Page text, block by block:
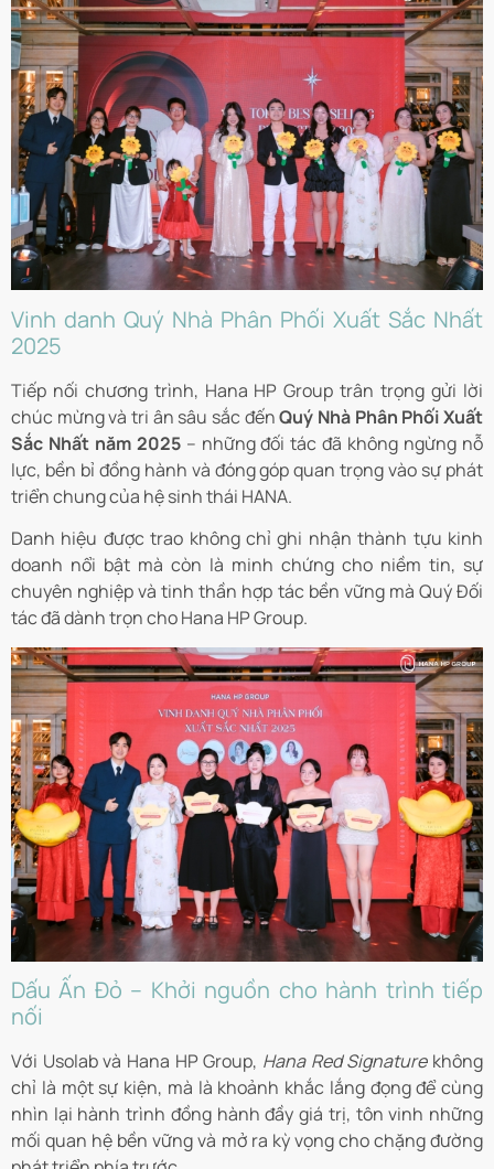
Vinh danh Quý Nhà Phân Phối Xuất Sắc Nhất
2025
Tiếp nối chương trình, Hana HP Group trân trọng gửi lời
chúc mừng và tri ân sâu sắc đếnQuý Nhà Phân Phối Xuất
Sắc Nhất năm 2025– những đối tác đã không ngừng nỗ
lực, bền bỉ đồng hành và đóng góp quan trọng vào sự phát
triển chung của hệ sinh thái HANA.
Danh hiệu được trao không chỉ ghi nhận thành tựu kinh
doanh nổi bật mà còn là minh chứng cho niềm tin, sự
chuyên nghiệp và tinh thần hợp tác bền vững mà Quý Đối
tác đã dành trọn cho Hana HP Group.
Dấu Ấn Đỏ – Khởi nguồn cho hành trình tiếp
nối
Với Usolab và Hana HP Group, Hana Red Signaturekhông
chỉ là một sự kiện, mà là khoảnh khắc lắng đọng để cùng
nhìn lại hành trình đồng hành đầy giá trị, tôn vinh những
mối quan hệ bền vững và mở ra kỳ vọng cho chặng đường